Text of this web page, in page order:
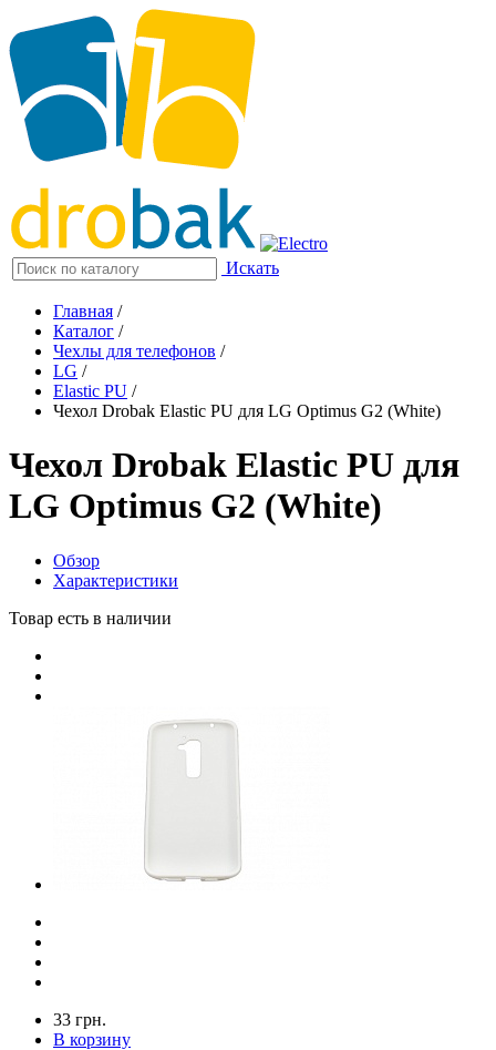
Искать
Главная /
Каталог /
Чехлы для телефонов /
LG /
Elastic PU /
Чехол Drobak Elastic PU для LG Optimus G2 (White)
Чехол Drobak Elastic PU для
LG Optimus G2 (White)
Обзор
Характеристики
Товар есть в наличии
33 грн.
В корзину